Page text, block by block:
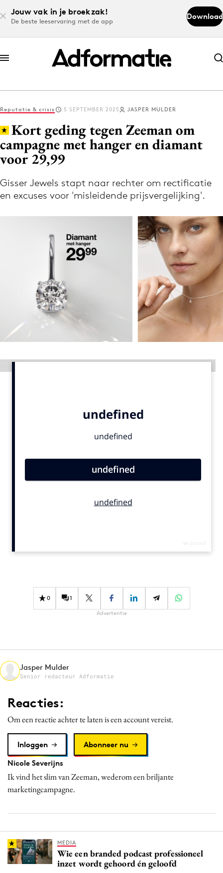
Jouw vak in je broekzak!
De beste leeservaring met de app
Download
Abonneer nu
Abonneer nu
Log in
Download de app
Volg het laatste nieuws via de Adformatie
Nieuws app
9 sept: GenAI-training
12 nov: MarketingLive!
Adverteren
Events
Opleidingen
Vacatures
Bureaus
Effectiviteit
Interne communicatie
Martech
Media
Merkstrategie
Purpose Marketing
Reputatie & crisis
Reputatie & crisis 5 SEPTEMBER 2025 JASPER MULDER
Kort geding tegen Zeeman om
campagne met hanger en diamant
voor 29,99
Gisser Jewels stapt naar rechter om rectificatie
en excuses voor 'misleidende prijsvergelijking'.
0 1
Advertentie
Jasper Mulder
Senior redacteur Adformatie
Reacties:
Om een reactie achter te laten is een account vereist.
Inloggen
Abonneer nu
Nicole Severijns
Ik vind het slim van Zeeman, wederom een briljante
marketingcampagne.
MEDIA
Wie een branded podcast professioneel
inzet wordt gehoord én geloofd